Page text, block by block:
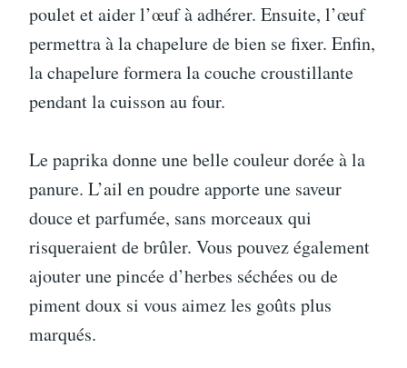
poulet et aider l’œuf à adhérer. Ensuite, l’œuf
permettra à la chapelure de bien se fixer. Enfin,
la chapelure formera la couche croustillante
pendant la cuisson au four.
Le paprika donne une belle couleur dorée à la
panure. L’ail en poudre apporte une saveur
douce et parfumée, sans morceaux qui
risqueraient de brûler. Vous pouvez également
ajouter une pincée d’herbes séchées ou de
piment doux si vous aimez les goûts plus
marqués.